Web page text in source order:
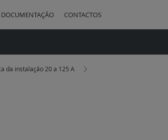
DOCUMENTAÇÃO CONTACTOS
da instalação 20 a 125 A